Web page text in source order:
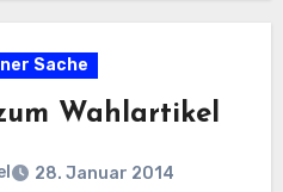
Sache
Wahlartikel
28. Januar 2014